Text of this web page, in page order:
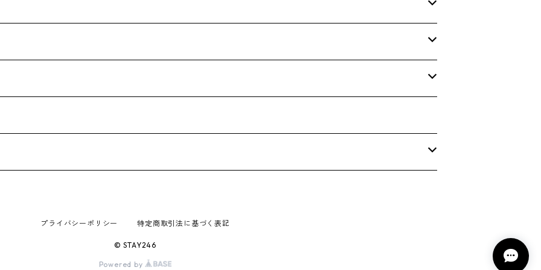
プライバシーポリシー 特定商取引法に基づく表記
© STAY246
Powered by